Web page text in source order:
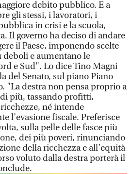
debito pubblico. E a
gli stessi, i lavoratori, i
in crisi e la scuola,
Il governo ha deciso di andare
il Paese, imponendo scelte
e aumentano le
e Sud". Lo dice Tino Magni
del Senato, sul piano Piano
"La destra non pensa proprio a
più, tassando profitti,
né intende
l’evasione fiscale. Preferisce
sulla pelle delle fasce più
dei più poveri, rinunciando
della ricchezza e all’equità
voluto dalla destra porterà il